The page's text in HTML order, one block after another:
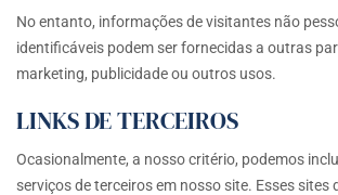
No entanto, informações de visitantes não
identificáveis podem ser fornecidas a outras
marketing, publicidade ou outros usos.
LINKS DE TERCEIROS
Ocasionalmente, a nosso critério, podemos
serviços de terceiros em nosso site. Esses sites